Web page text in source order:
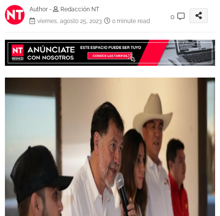
Author -
Redacción NT
viernes, agosto 25, 2023
0 minute read
0